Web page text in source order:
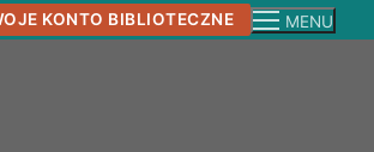
KONTO BIBLIOTECZNE MENU